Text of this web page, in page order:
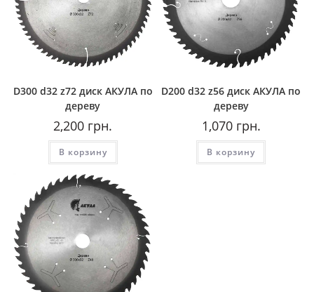
D300 d32 z72 диск АКУЛА по
дереву
2,200 грн.
В корзину
D200 d32 z56 диск АКУЛА по
дереву
1,070грн.
В корзину